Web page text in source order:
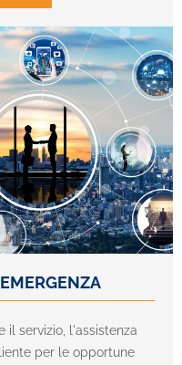
il servizio, l'assistenza
per le opportune